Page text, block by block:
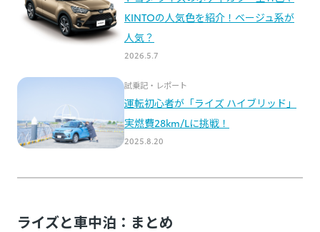
ライズと車中泊：まとめ